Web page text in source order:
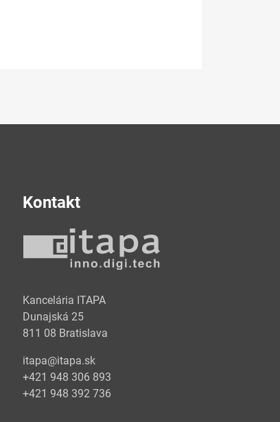
Kontakt
Kancelária ITAPA
Dunajská 25
811 08 Bratislava
itapa@itapa.sk
+421 948 306 893
+421 948 392 736